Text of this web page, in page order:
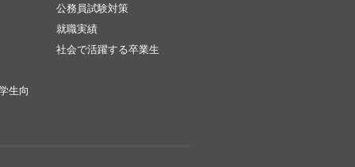
生向
公務員試験対策
就職実績
社会で活躍する卒業生